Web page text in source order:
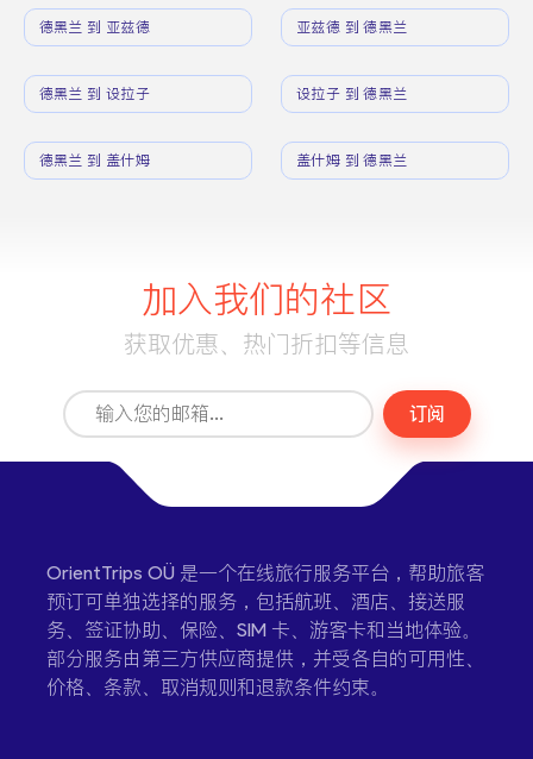
德黑兰 到 亚兹德 亚兹德 到 德黑兰
德黑兰 到 设拉子 设拉子 到 德黑兰
德黑兰 到 盖什姆 盖什姆 到 德黑兰
加入我们的社区
获取优惠、热门折扣等信息
订阅
OrientTrips OÜ 是一个在线旅行服务平台，帮助旅客
预订可单独选择的服务，包括航班、酒店、接送服
务、签证协助、保险、SIM 卡、游客卡和当地体验。
部分服务由第三方供应商提供，并受各自的可用性、
价格、条款、取消规则和退款条件约束。